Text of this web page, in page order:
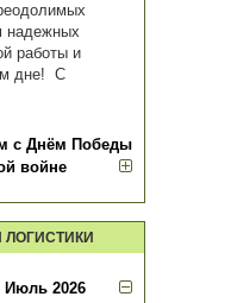
надежных
работы и
дне! С
с Днём Победы
войне
ЛОГИСТИКИ
Июль 2026